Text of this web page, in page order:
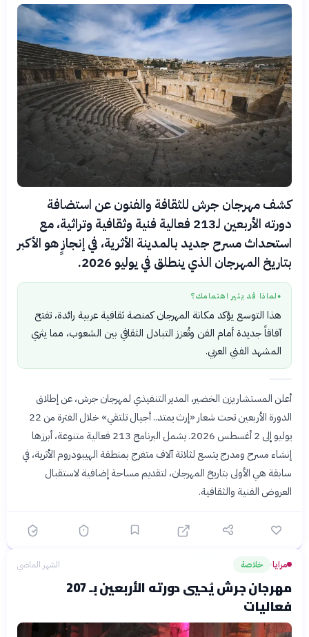
كشف مهرجان جرش للثقافة والفنون عن استضافة
دورته الأربعين لـ213 فعالية فنية وثقافية وتراثية، مع
استحداث مسرح جديد بالمدينة الأثرية، في إنجازٍ هو الأكبر
بتاريخ المهرجان الذي ينطلق في يوليو 2026.
● لماذا قد يثير اهتمامك؟
هذا التوسع يؤكد مكانة المهرجان كمنصة ثقافية عربية رائدة، تفتح
آفاقاً جديدة أمام الفن وتُعزز التبادل الثقافي بين الشعوب، مما يثري
المشهد الفني العربي.
أعلن المستشار يزن الخضير، المدير التنفيذي لمهرجان جرش، عن إطلاق
الدورة الأربعين تحت شعار «إرث يمتد.. أجيال تلتقي» خلال الفترة من 22
يوليو إلى 2 أغسطس 2026. يشمل البرنامج 213 فعالية متنوعة، أبرزها
إنشاء مسرح ومدرج يتسع لثلاثة آلاف متفرج بمنطقة الهيبودروم الأثرية، في
سابقة هي الأولى بتاريخ المهرجان، لتقديم مساحة إضافية لاستقبال
العروض الفنية والثقافية.
مرايا› خلاصة الشهر الماضي
مهرجان جرش يُحيي دورته الأربعين بـ 207
فعاليات